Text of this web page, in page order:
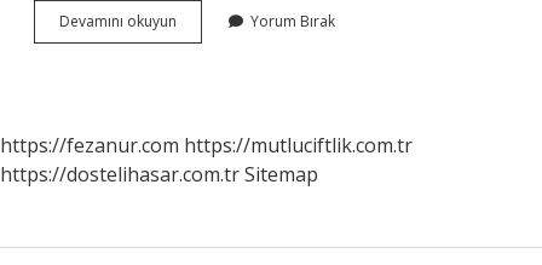
Devamını okuyun Çalışma
Ruhsatı
Yorum Bırak
https://fezanur.com https://mutluciftlik.com.tr
https://dostelihasar.com.trSitemap